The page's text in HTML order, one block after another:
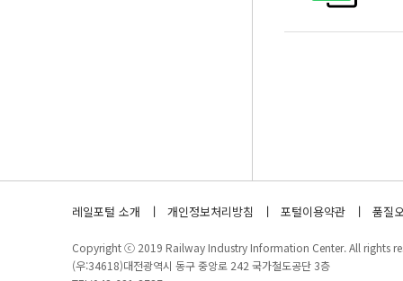
레일포털 소개 개인정보처리방침 포털이용약관 품질
Copyright ⓒ 2019 Railway Industry Information Center. All rights
(우:34618)대전광역시 동구 중앙로 242 국가철도공단 3층